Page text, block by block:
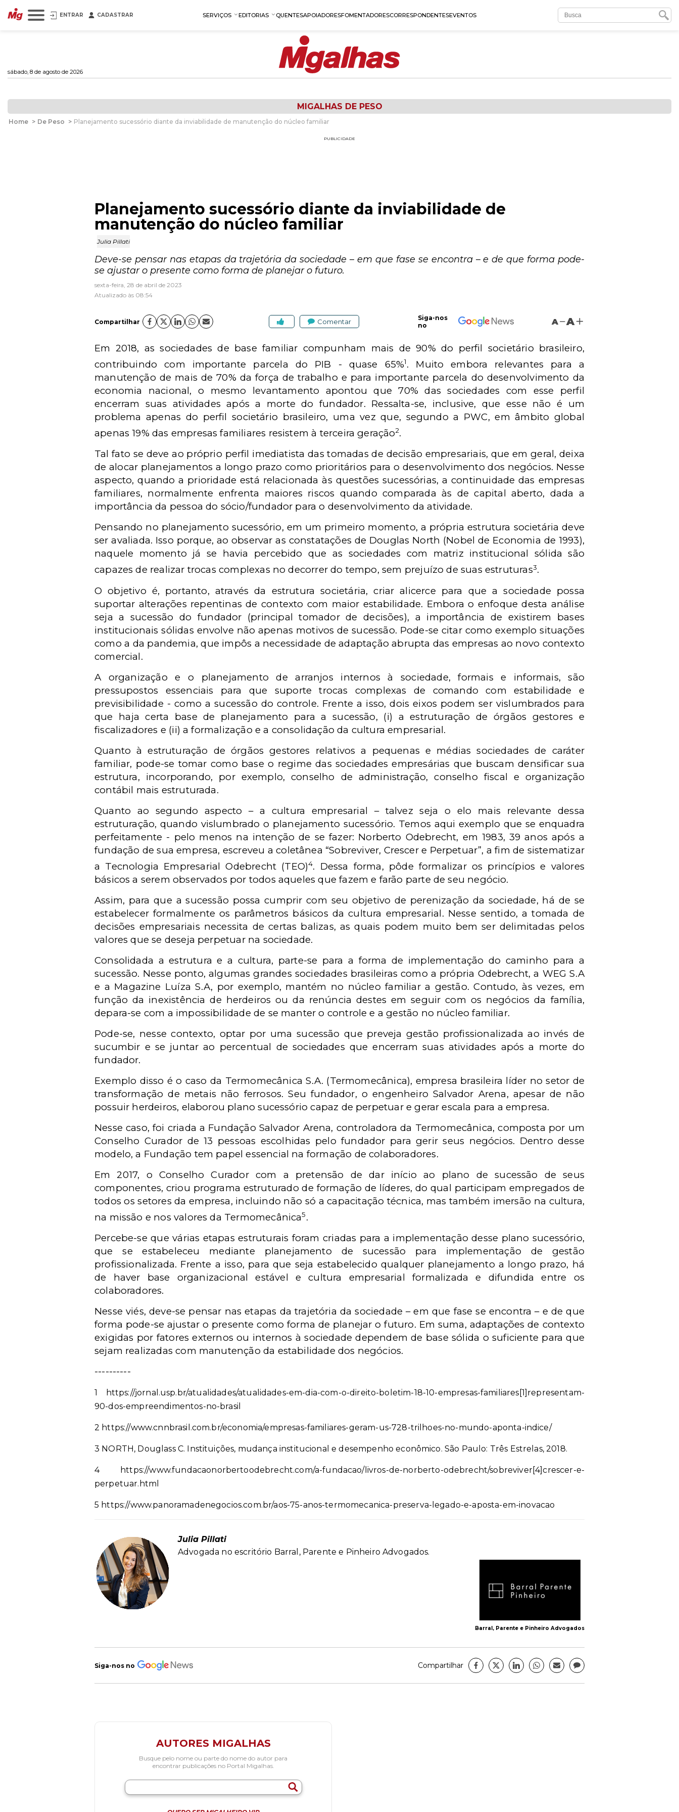
ENTRAR CADASTRAR SERVIÇOS EDITORIAS QUENTESAPOIADORESFOMENTADORESCORRESPONDENTESEVENTOS
sábado, 8 de agosto de 2026
MIGALHAS DE PESO
Home > De Peso > Planejamento sucessório diante da inviabilidade de manutenção do núcleo familiar
PUBLICIDADE
Planejamento sucessório diante da inviabilidade de
manutenção do núcleo familiar
Julia Pillati
Deve-se pensar nas etapas da trajetória da sociedade – em que fase se encontra – e de que forma pode-
se ajustar o presente como forma de planejar o futuro.
sexta-feira, 28 de abril de 2023
Atualizado às 08:54
Compartilhar Comentar
Siga-nos
no
A A
Em 2018, as sociedades de base familiar compunham mais de 90% do perfil societário brasileiro,
contribuindo com importante parcela do PIB - quase 65%1. Muito embora relevantes para a
manutenção de mais de 70% da força de trabalho e para importante parcela do desenvolvimento da
economia nacional, o mesmo levantamento apontou que 70% das sociedades com esse perfil
encerram suas atividades após a morte do fundador. Ressalta-se, inclusive, que esse não é um
problema apenas do perfil societário brasileiro, uma vez que, segundo a PWC, em âmbito global
apenas 19% das empresas familiares resistem à terceira geração2.
Tal fato se deve ao próprio perfil imediatista das tomadas de decisão empresariais, que em geral, deixa
de alocar planejamentos a longo prazo como prioritários para o desenvolvimento dos negócios. Nesse
aspecto, quando a prioridade está relacionada às questões sucessórias, a continuidade das empresas
familiares, normalmente enfrenta maiores riscos quando comparada às de capital aberto, dada a
importância da pessoa do sócio/fundador para o desenvolvimento da atividade.
Pensando no planejamento sucessório, em um primeiro momento, a própria estrutura societária deve
ser avaliada. Isso porque, ao observar as constatações de Douglas North (Nobel de Economia de 1993),
naquele momento já se havia percebido que as sociedades com matriz institucional sólida são
capazes de realizar trocas complexas no decorrer do tempo, sem prejuízo de suas estruturas3.
O objetivo é, portanto, através da estrutura societária, criar alicerce para que a sociedade possa
suportar alterações repentinas de contexto com maior estabilidade. Embora o enfoque desta análise
seja a sucessão do fundador (principal tomador de decisões), a importância de existirem bases
institucionais sólidas envolve não apenas motivos de sucessão. Pode-se citar como exemplo situações
como a da pandemia, que impôs a necessidade de adaptação abrupta das empresas ao novo contexto
comercial.
A organização e o planejamento de arranjos internos à sociedade, formais e informais, são
pressupostos essenciais para que suporte trocas complexas de comando com estabilidade e
previsibilidade - como a sucessão do controle. Frente a isso, dois eixos podem ser vislumbrados para
que haja certa base de planejamento para a sucessão, (i) a estruturação de órgãos gestores e
fiscalizadores e (ii) a formalização e a consolidação da cultura empresarial.
Quanto à estruturação de órgãos gestores relativos a pequenas e médias sociedades de caráter
familiar, pode-se tomar como base o regime das sociedades empresárias que buscam densificar sua
estrutura, incorporando, por exemplo, conselho de administração, conselho fiscal e organização
contábil mais estruturada.
Quanto ao segundo aspecto – a cultura empresarial – talvez seja o elo mais relevante dessa
estruturação, quando vislumbrado o planejamento sucessório. Temos aqui exemplo que se enquadra
perfeitamente - pelo menos na intenção de se fazer: Norberto Odebrecht, em 1983, 39 anos após a
fundação de sua empresa, escreveu a coletânea “Sobreviver, Crescer e Perpetuar”, a fim de sistematizar
a Tecnologia Empresarial Odebrecht (TEO)4. Dessa forma, pôde formalizar os princípios e valores
básicos a serem observados por todos aqueles que fazem e farão parte de seu negócio.
Assim, para que a sucessão possa cumprir com seu objetivo de perenização da sociedade, há de se
estabelecer formalmente os parâmetros básicos da cultura empresarial. Nesse sentido, a tomada de
decisões empresariais necessita de certas balizas, as quais podem muito bem ser delimitadas pelos
valores que se deseja perpetuar na sociedade.
Consolidada a estrutura e a cultura, parte-se para a forma de implementação do caminho para a
sucessão. Nesse ponto, algumas grandes sociedades brasileiras como a própria Odebrecht, a WEG S.A
e a Magazine Luíza S.A, por exemplo, mantém no núcleo familiar a gestão. Contudo, às vezes, em
função da inexistência de herdeiros ou da renúncia destes em seguir com os negócios da família,
depara-se com a impossibilidade de se manter o controle e a gestão no núcleo familiar.
Pode-se, nesse contexto, optar por uma sucessão que preveja gestão profissionalizada ao invés de
sucumbir e se juntar ao percentual de sociedades que encerram suas atividades após a morte do
fundador.
Exemplo disso é o caso da Termomecânica S.A. (Termomecânica), empresa brasileira líder no setor de
transformação de metais não ferrosos. Seu fundador, o engenheiro Salvador Arena, apesar de não
possuir herdeiros, elaborou plano sucessório capaz de perpetuar e gerar escala para a empresa.
Nesse caso, foi criada a Fundação Salvador Arena, controladora da Termomecânica, composta por um
Conselho Curador de 13 pessoas escolhidas pelo fundador para gerir seus negócios. Dentro desse
modelo, a Fundação tem papel essencial na formação de colaboradores.
Em 2017, o Conselho Curador com a pretensão de dar início ao plano de sucessão de seus
componentes, criou programa estruturado de formação de líderes, do qual participam empregados de
todos os setores da empresa, incluindo não só a capacitação técnica, mas também imersão na cultura,
na missão e nos valores da Termomecânica5.
Percebe-se que várias etapas estruturais foram criadas para a implementação desse plano sucessório,
que se estabeleceu mediante planejamento de sucessão para implementação de gestão
profissionalizada. Frente a isso, para que seja estabelecido qualquer planejamento a longo prazo, há
de haver base organizacional estável e cultura empresarial formalizada e difundida entre os
colaboradores.
Nesse viés, deve-se pensar nas etapas da trajetória da sociedade – em que fase se encontra – e de que
forma pode-se ajustar o presente como forma de planejar o futuro. Em suma, adaptações de contexto
exigidas por fatores externos ou internos à sociedade dependem de base sólida o suficiente para que
sejam realizadas com manutenção da estabilidade dos negócios.
----------
1 https://jornal.usp.br/atualidades/atualidades-em-dia-com-o-direito-boletim-18-10-empresas-familiares [1] representam-
90-dos-empreendimentos-no-brasil
2 https://www.cnnbrasil.com.br/economia/empresas-familiares-geram-us-728-trilhoes-no-mundo-aponta-indice/
3 NORTH, Douglass C. Instituições, mudança institucional e desempenho econômico. São Paulo: Três Estrelas, 2018.
4 https://www.fundacaonorbertoodebrecht.com/a-fundacao/livros-de-norberto-odebrecht/sobreviver[4]crescer-e-
perpetuar.html
5 https://www.panoramadenegocios.com.br/aos-75-anos-termomecanica-preserva-legado-e-aposta-em-inovacao
Julia Pillati
Advogada no escritório Barral, Parente e Pinheiro Advogados.
Barral, Parente e Pinheiro Advogados
Siga-nos no Compartilhar
AUTORES MIGALHAS
Busque pelo nome ou parte do nome do autor para
encontrar publicações no Portal Migalhas.